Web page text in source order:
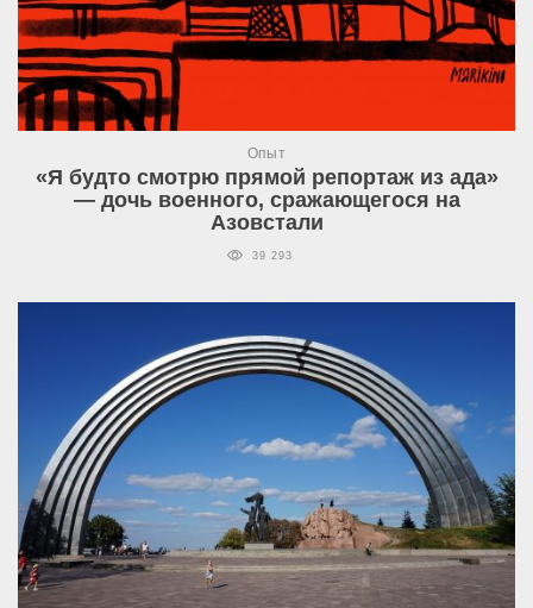
Опыт
«Я будто смотрю прямой репортаж из ада»
— дочь военного, сражающегося на
Азовстали
39 293